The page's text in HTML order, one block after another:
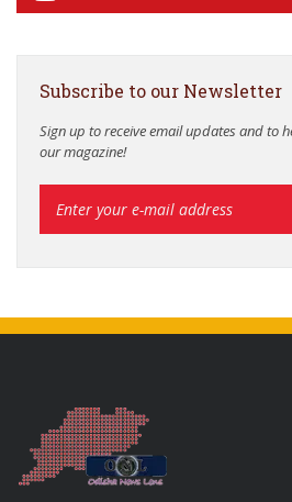
Subscribe to our Newsletter
Sign up to receive email updates and to
our magazine!